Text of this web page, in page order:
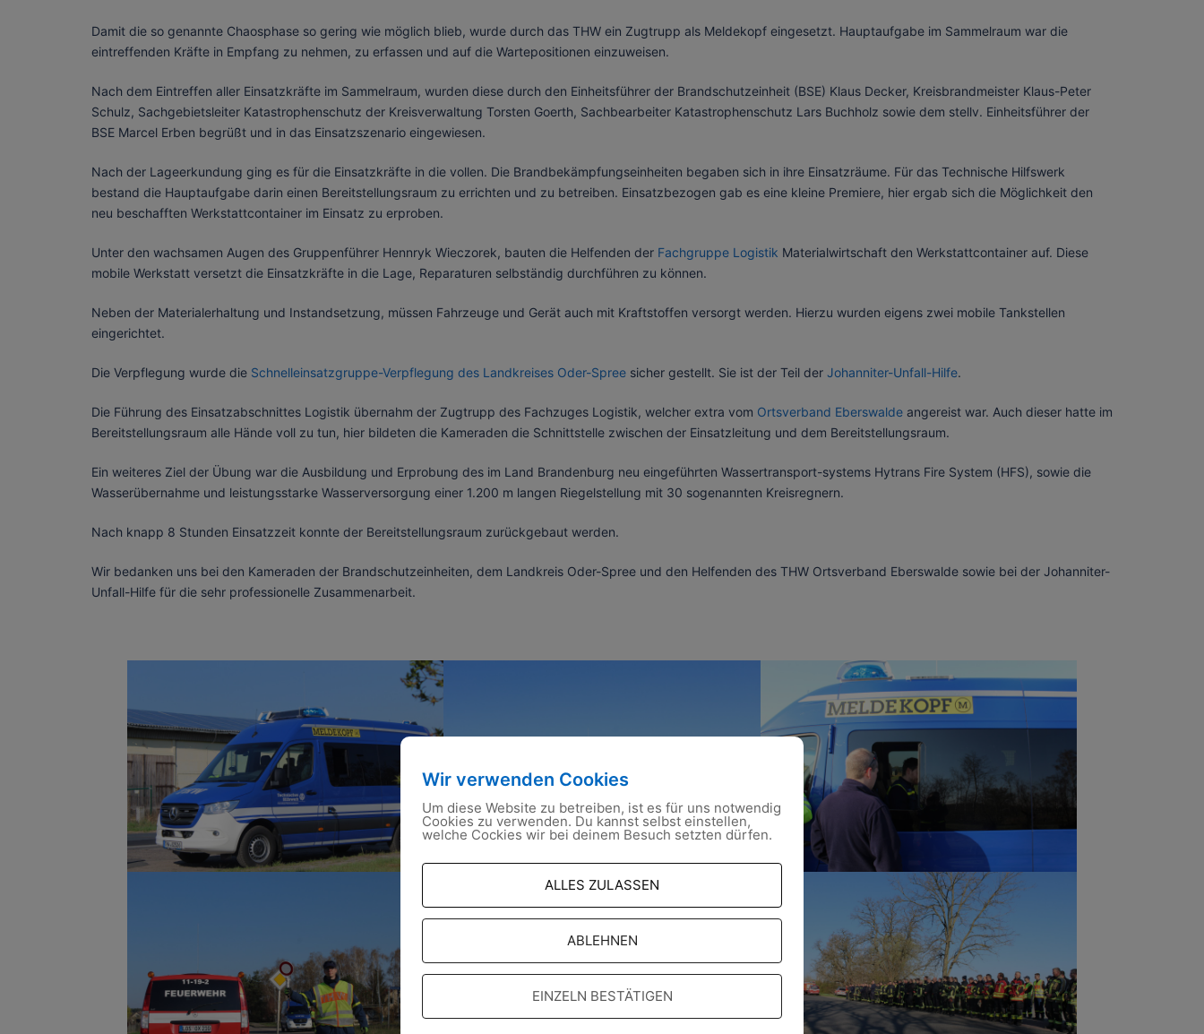
Damit die so genannte Chaosphase so gering wie möglich blieb, wurde durch das THW ein Zugtrupp als Meldekopf eingesetzt. Hauptaufgabe im Sammelraum war die
eintreffenden Kräfte in Empfang zu nehmen, zu erfassen und auf die Wartepositionen einzuweisen.
Nach dem Eintreffen aller Einsatzkräfte im Sammelraum, wurden diese durch den Einheitsführer der Brandschutzeinheit (BSE) Klaus Decker, Kreisbrandmeister Klaus-Peter
Schulz, Sachgebietsleiter Katastrophenschutz der Kreisverwaltung Torsten Goerth, Sachbearbeiter Katastrophenschutz Lars Buchholz sowie dem stellv. Einheitsführer der
BSE Marcel Erben begrüßt und in das Einsatzszenario eingewiesen.
Nach der Lageerkundung ging es für die Einsatzkräfte in die vollen. Die Brandbekämpfungseinheiten begaben sich in ihre Einsatzräume. Für das Technische Hilfswerk
bestand die Hauptaufgabe darin einen Bereitstellungsraum zu errichten und zu betreiben. Einsatzbezogen gab es eine kleine Premiere, hier ergab sich die Möglichkeit den
neu beschafften Werkstattcontainer im Einsatz zu erproben.
Unter den wachsamen Augen des Gruppenführer Hennryk Wieczorek, bauten die Helfenden der Fachgruppe Logistik Materialwirtschaft den Werkstattcontainer auf. Diese
mobile Werkstatt versetzt die Einsatzkräfte in die Lage, Reparaturen selbständig durchführen zu können.
Neben der Materialerhaltung und Instandsetzung, müssen Fahrzeuge und Gerät auch mit Kraftstoffen versorgt werden. Hierzu wurden eigens zwei mobile Tankstellen
eingerichtet.
Die Verpflegung wurde die Schnelleinsatzgruppe-Verpflegung des Landkreises Oder-Spree sicher gestellt. Sie ist der Teil der Johanniter-Unfall-Hilfe.
Die Führung des Einsatzabschnittes Logistik übernahm der Zugtrupp des Fachzuges Logistik, welcher extra vom Ortsverband Eberswalde angereist war. Auch dieser hatte im
Bereitstellungsraum alle Hände voll zu tun, hier bildeten die Kameraden die Schnittstelle zwischen der Einsatzleitung und dem Bereitstellungsraum.
Ein weiteres Ziel der Übung war die Ausbildung und Erprobung des im Land Brandenburg neu eingeführten Wassertransport-systems Hytrans Fire System (HFS), sowie die
Wasserübernahme und leistungsstarke Wasserversorgung einer 1.200 m langen Riegelstellung mit 30 sogenannten Kreisregnern.
Nach knapp 8 Stunden Einsatzzeit konnte der Bereitstellungsraum zurückgebaut werden.
Wir bedanken uns bei den Kameraden der Brandschutzeinheiten, dem Landkreis Oder-Spree und den Helfenden des THW Ortsverband Eberswalde sowie bei der Johanniter-
Unfall-Hilfe für die sehr professionelle Zusammenarbeit.
Wir verwenden Cookies
Um diese Website zu betreiben, ist es für uns notwendig
Cookies zu verwenden. Du kannst selbst einstellen,
welche Cockies wir bei deinem Besuch setzten dürfen.
ALLES ZULASSEN
ABLEHNEN
EINZELN BESTÄTIGEN